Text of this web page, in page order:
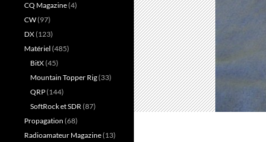
CQ Magazine(4)
CW(97)
DX(123)
Matériel (485)
BitX(45)
Mountain Topper Rig(33)
QRP(144)
SoftRock et SDR(87)
Propagation (68)
Radioamateur Magazine(13)